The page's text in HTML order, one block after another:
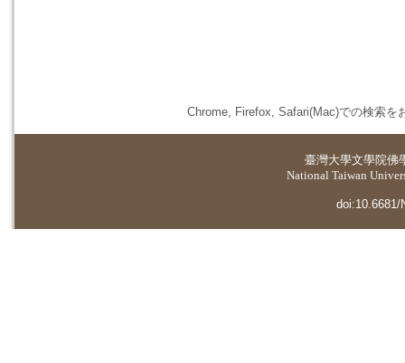
Chrome, Firefox, Safari(Mac)での検索を
臺灣大學文學院佛
National Taiwan
doi:10.6681/